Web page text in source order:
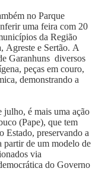
no Parque
uma feira com 20
da Região
Agreste e Sertão. A
Garanhuns diversos
peças em couro,
demonstrando a
julho, é mais uma ação
(Pape), que tem
Estado, preservando a
partir de um modelo de
via
do Governo